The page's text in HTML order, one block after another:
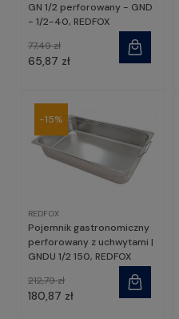
GN 1/2 perforowany - GND
- 1/2-40, REDFOX
65,87 zł
77,49 zł
REDFOX
Pojemnik gastronomiczny
perforowany z uchwytami |
GNDU 1/2 150, REDFOX
180,87 zł
212,79 zł
-15%